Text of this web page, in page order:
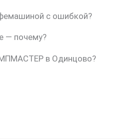
с ошибкой?
— почему?
в Одинцово?